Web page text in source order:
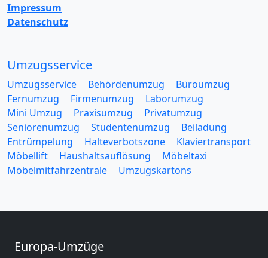
Impressum
Datenschutz
Umzugsservice
Umzugsservice Behördenumzug
Büroumzug
Fernumzug
Firmenumzug
Laborumzug
Mini Umzug
Praxisumzug
Privatumzug
Seniorenumzug
Studentenumzug
Beiladung
Entrümpelung
Halteverbotszone
Klaviertransport
Möbellift
Haushaltsauflösung
Möbeltaxi
Möbelmitfahrzentrale
Umzugskartons
Europa-Umzüge